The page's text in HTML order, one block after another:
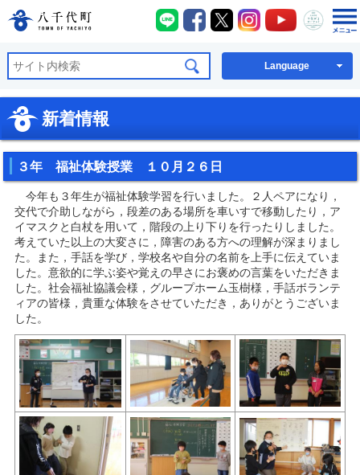
八千代町公式ホームページ
八千代町LINE
八千代町Facebook
八千代町X八千代町Instagram
八千代町
八千
Language
新着情報
３年 福祉体験授業 １０月２６日
今年も３年生が福祉体験学習を行いました。２人ペアになり，
交代で介助しながら，段差のある場所を車いすで移動したり，ア
イマスクと白杖を用いて，階段の上り下りを行ったりしました。
考えていた以上の大変さに，障害のある方への理解が深まりまし
た。また，手話を学び，学校名や自分の名前を上手に伝えていま
した。意欲的に学ぶ姿や覚えの早さにお褒めの言葉をいただきま
した。社会福祉協議会様，グループホーム玉樹様，手話ボランテ
ィアの皆様，貴重な体験をさせていただき，ありがとうございま
した。